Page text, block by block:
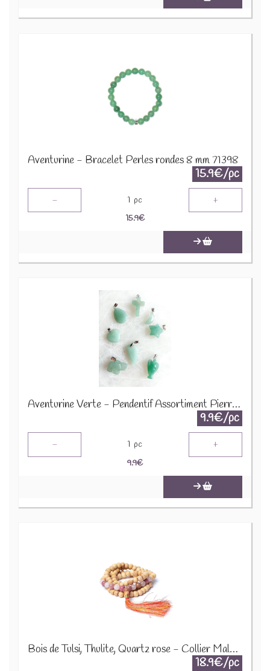
Aventurine - Bracelet Perles rondes 8 mm 71398
15.9€/pc
- 1 pc +
15.9€
Aventurine Verte - Pendentif Assortiment Pierres Précieuses GemPD-18
9.9€/pc
- 1 pc +
9.9€
Bois de Tulsi, Thulite, Quartz rose - Collier Mala 12646
18.9€/pc